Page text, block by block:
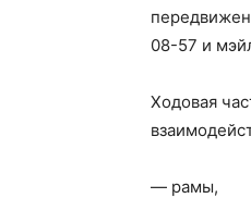
08-57 и
Ходовая
— рамы,